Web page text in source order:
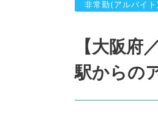
非常勤(アルバイト
【大阪
駅からの